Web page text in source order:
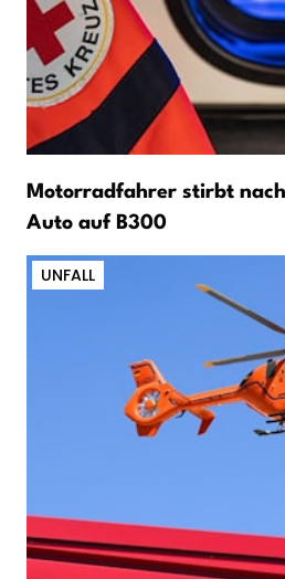
Motorradfahrer stirbt
Auto auf B300
UNFALL